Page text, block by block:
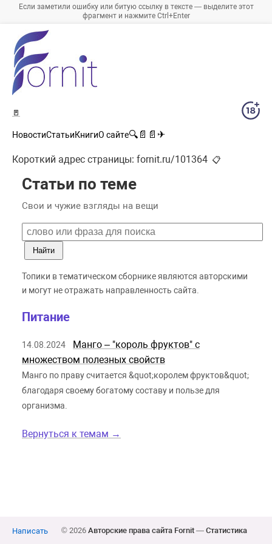
Если заметили ошибку или битую ссылку в тексте — выделите этот
фрагмент и нажмите Ctrl+Enter
🚪
НовостиСтатьиКнигиО сайте🔍 📄 📄 ✈
Короткий адрес страницы: fornit.ru/101364 📋
Статьи по теме
Свои и чужие взгляды на вещи
Найти
Топики в тематическом сборнике являются авторскими
и могут не отражать направленность сайта.
Питание
14.08.2024
Манго – "король фруктов" с
множеством полезных свойств
Манго по праву считается &quot;королем фруктов&quot;
благодаря своему богатому составу и пользе для
организма.
Вернуться к темам →
Написать © 2026 Авторские права сайта Fornit— Статистика